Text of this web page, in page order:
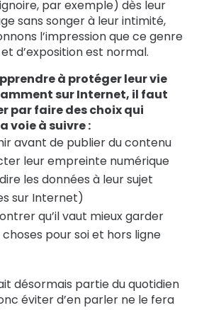
par exemple) dès leur
sans songer à leur intimité,
l’impression que ce genre
d’exposition est normal.
à protéger leur vie
sur Internet, il faut
par faire des choix qui
voie à suivre :
avant de publier du contenu
leur empreinte numérique
les données à leur sujet
sur Internet)
qu’il vaut mieux garder
pour soi et hors ligne
désormais partie du quotidien
éviter d’en parler ne le fera